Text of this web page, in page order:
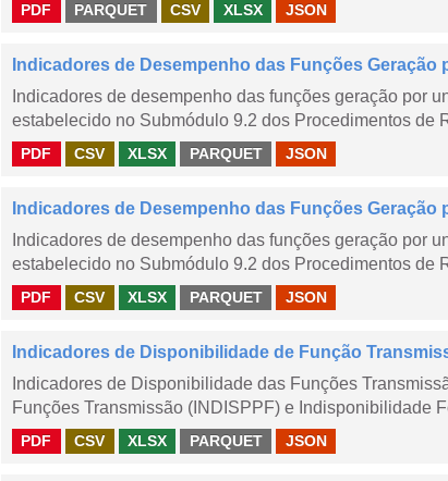
PDF PARQUET CSV XLSX JSON
Indicadores de Desempenho das Funções Geração
Indicadores de desempenho das funções geração por
estabelecido no Submódulo 9.2 dos Procedimentos de
PDF CSV XLSX PARQUET JSON
Indicadores de Desempenho das Funções Geração
Indicadores de desempenho das funções geração por
estabelecido no Submódulo 9.2 dos Procedimentos de
PDF CSV XLSX PARQUET JSON
Indicadores de Disponibilidade de Função
Indicadores de Disponibilidade das Funções
Funções Transmissão (INDISPPF) e Indisponibilidade
PDF CSV XLSX PARQUET JSON